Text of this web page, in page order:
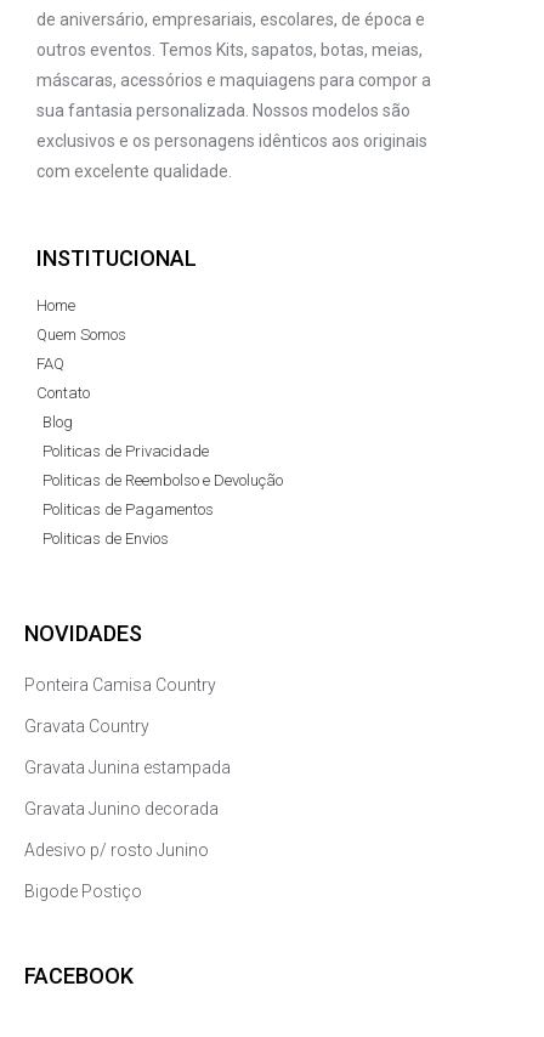
de aniversário, empresariais, escolares, de época e
outros eventos. Temos Kits, sapatos, botas, meias,
máscaras, acessórios e maquiagens para compor a
sua fantasia personalizada. Nossos modelos são
exclusivos e os personagens idênticos aos originais
com excelente qualidade.
INSTITUCIONAL
Home
Quem Somos
FAQ
Contato
Blog
Politicas de Privacidade
Politicas de Reembolso e Devolução
Politicas de Pagamentos
Politicas de Envios
NOVIDADES
Ponteira Camisa Country
Gravata Country
Gravata Junina estampada
Gravata Junino decorada
Adesivo p/ rosto Junino
Bigode Postiço
FACEBOOK